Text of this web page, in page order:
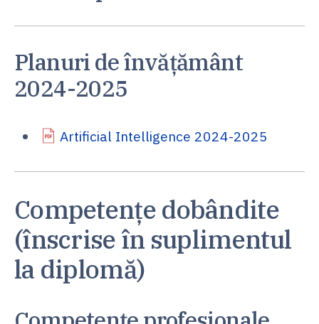
Planuri de învățământ
2024-2025
Artificial Intelligence 2024-2025
Competențe dobândite
(înscrise în suplimentul
la diplomă)